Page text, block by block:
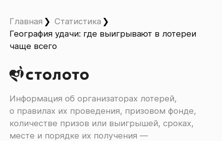
Главная
Статистика
География удачи: где выигрывают в лотереи
чаще всего
Информация об организаторах лотерей,
о правилах их проведения, призовом фонде,
количестве призов или выигрышей, сроках,
месте и порядке их получения ―